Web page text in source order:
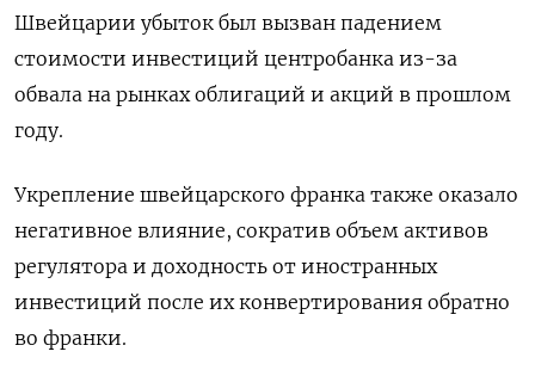
Швейцарии убыток был вызван падением
стоимости инвестиций центробанка из-за
обвала на рынках облигаций и акций в прошлом
году.
Укрепление швейцарского франка также оказало
негативное влияние, сократив объем активов
регулятора и доходность от иностранных
инвестиций после их конвертирования обратно
во франки.